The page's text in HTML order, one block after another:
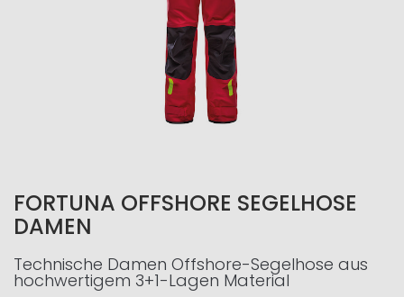
FORTUNA OFFSHORE SEGELHOSE
DAMEN
Technische Damen Offshore-Segelhose aus
hochwertigem 3+1-Lagen Material